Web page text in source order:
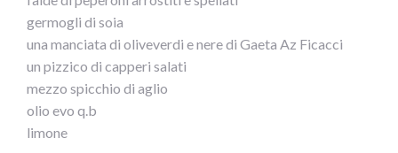
leggermente unta, salarle ed infornarle a 180° per circa
15-20 minuti; se fanno l’acqua, capovolgerle e scolarle
facendole asciugare con forno appena aperto.
3)Tagliare a dadini la polpa e soffriggerla con olio, l’aglio,
il prezzemolo e le olive tagliate a metà; quando è quasi
germogli di soia
una manciata di oliveverdi e nere di Gaeta Az Ficacci
un pizzico di capperi salati
mezzo spicchio di aglio
olio evo q.b
limone